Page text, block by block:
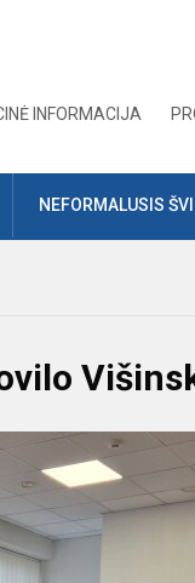
INFORMACIJA
NEFORMALUSIS